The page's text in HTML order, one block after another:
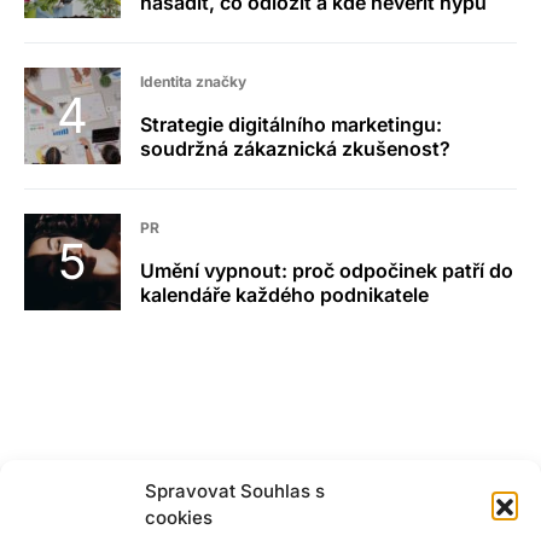
Spravovat Souhlas s
cookies
Identita značky
Strategie digitálního marketingu:
soudržná zákaznická zkušenost?
PR
Umění vypnout: proč odpočinek patří do
kalendáře každého podnikatele